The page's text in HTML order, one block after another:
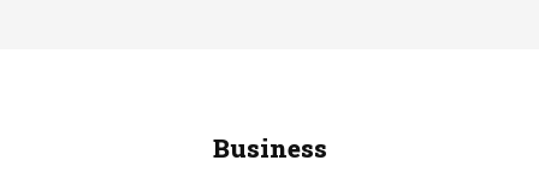
Business